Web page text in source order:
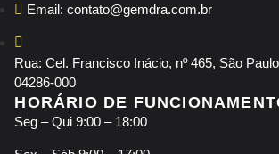
Email: contato@gemdra.com.br
Rua: Cel. Francisco Inácio, nº 465, São
04286-000
HORÁRIO DE
Seg – Qui 9:00 – 18:00